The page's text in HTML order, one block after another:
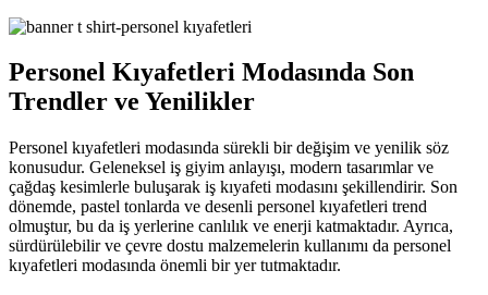
Personel Kıyafetleri Modasında Son
Trendler ve Yenilikler
Personel kıyafetleri modasında sürekli bir değişim ve yenilik söz
konusudur. Geleneksel iş giyim anlayışı, modern tasarımlar ve
çağdaş kesimlerle buluşarak iş kıyafeti modasını şekillendirir. Son
dönemde, pastel tonlarda ve desenli personel kıyafetleri trend
olmuştur, bu da iş yerlerine canlılık ve enerji katmaktadır. Ayrıca,
sürdürülebilir ve çevre dostu malzemelerin kullanımı da personel
kıyafetleri modasında önemli bir yer tutmaktadır.